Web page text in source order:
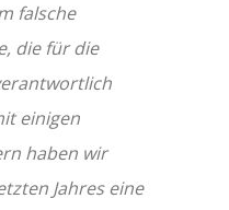
falsche
die für die
einigen
haben wir
Jahres eine